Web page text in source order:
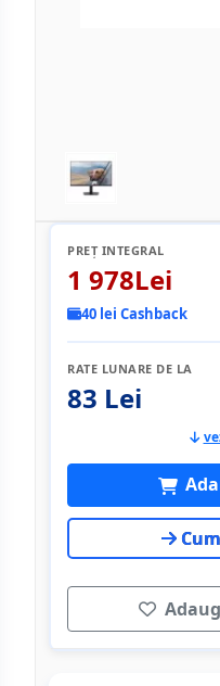
PREȚ INTEGRAL
1 978Lei
40 lei Cashback
RATE LUNARE DE LA
83 Lei